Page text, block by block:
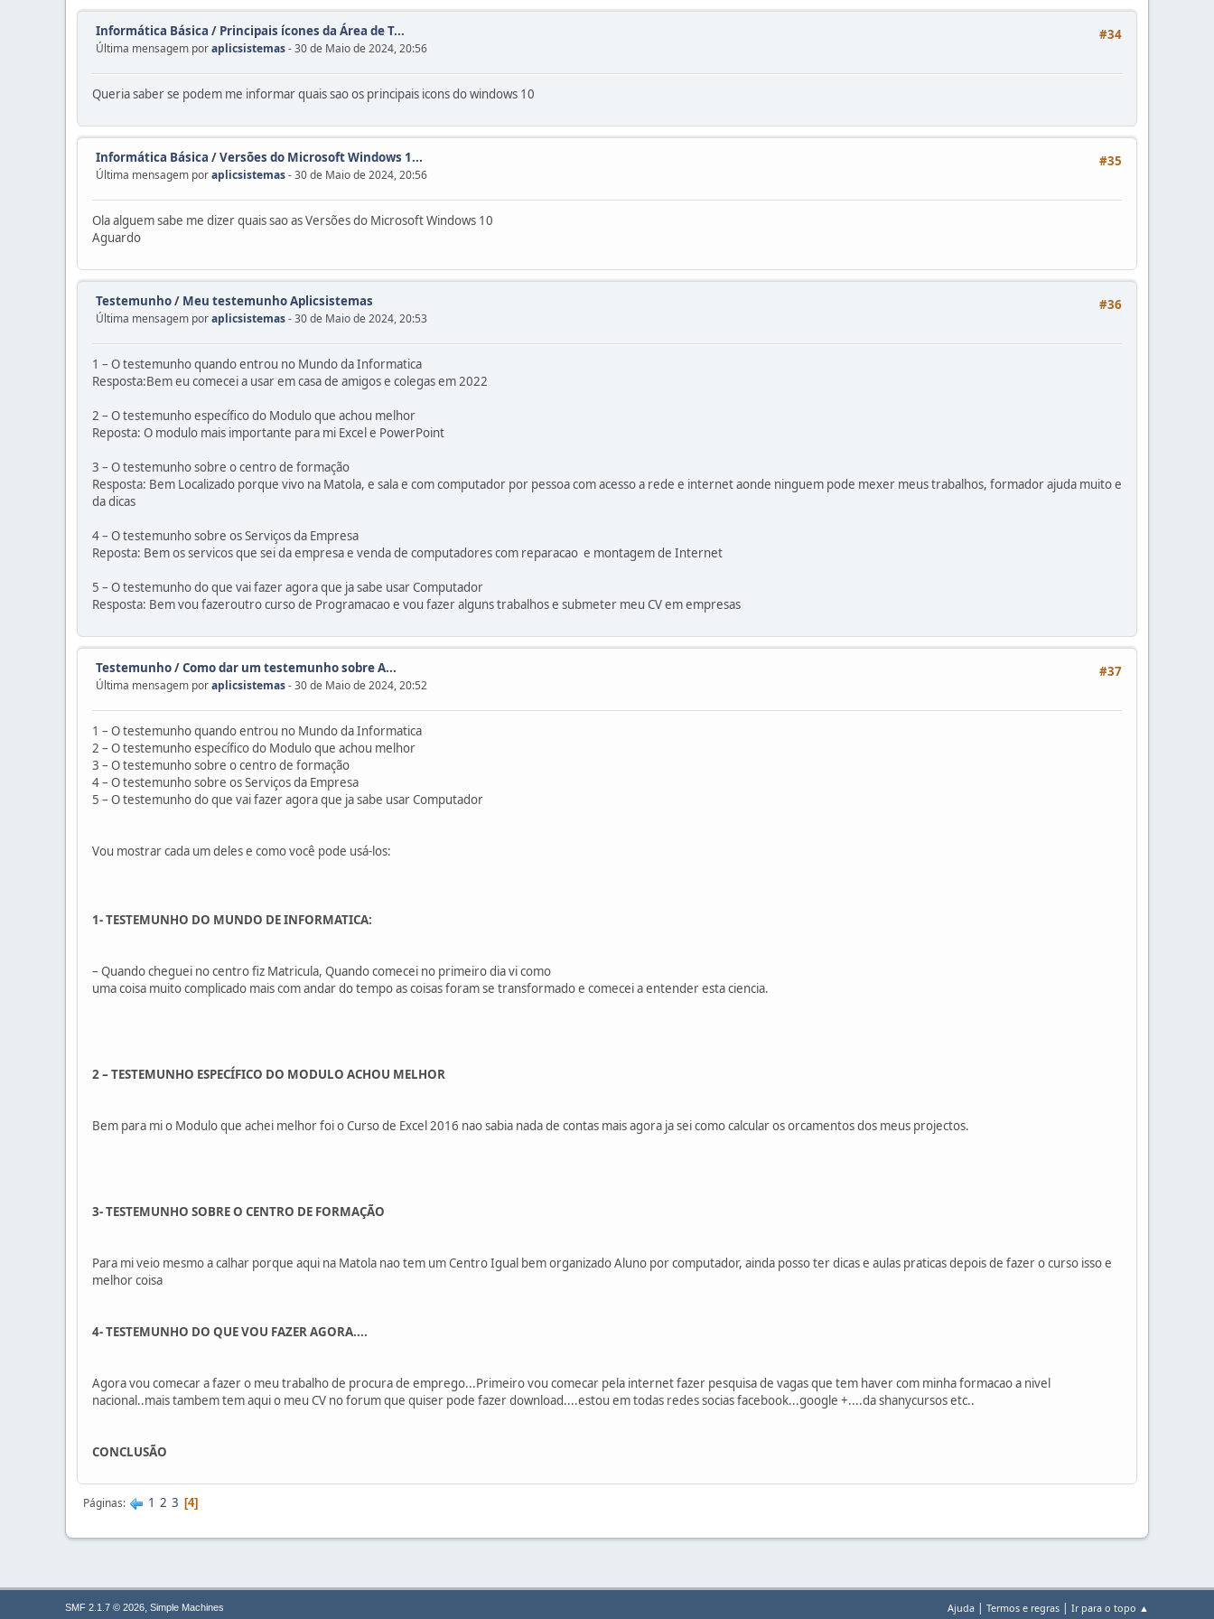
#34
Informática Básica / Principais ícones da Área de T...
Última mensagem poraplicsistemas- 30 de Maio de 2024, 20:56
Queria saber se podem me informar quais sao os principais icons do windows 10
#35
Informática Básica /Versões do Microsoft Windows 1...
Última mensagem poraplicsistemas- 30 de Maio de 2024, 20:56
Ola alguem sabe me dizer quais sao as Versões do Microsoft Windows 10
Aguardo
#36
Testemunho/ Meu testemunho Aplicsistemas
Última mensagem poraplicsistemas- 30 de Maio de 2024, 20:53
1 – O testemunho quando entrou no Mundo da Informatica
Resposta:Bem eu comecei a usar em casa de amigos e colegas em 2022
2 – O testemunho específico do Modulo que achou melhor
Reposta: O modulo mais importante para mi Excel e PowerPoint
3 – O testemunho sobre o centro de formação
Resposta: Bem Localizado porque vivo na Matola, e sala e com computador por pessoa com acesso a rede e internet aonde ninguem pode mexer meus trabalhos, formador ajuda muito e
da dicas
4 – O testemunho sobre os Serviços da Empresa
Reposta: Bem os servicos que sei da empresa e venda de computadores com reparacao e montagem de Internet
5 – O testemunho do que vai fazer agora que ja sabe usar Computador
Resposta: Bem vou fazeroutro curso de Programacao e vou fazer alguns trabalhos e submeter meu CV em empresas
#37
Testemunho/Como dar um testemunho sobre A...
Última mensagem poraplicsistemas- 30 de Maio de 2024, 20:52
1 – O testemunho quando entrou no Mundo da Informatica
2 – O testemunho específico do Modulo que achou melhor
3 – O testemunho sobre o centro de formação
4 – O testemunho sobre os Serviços da Empresa
5 – O testemunho do que vai fazer agora que ja sabe usar Computador
Vou mostrar cada um deles e como você pode usá-los:
1- TESTEMUNHO DO MUNDO DE INFORMATICA:
– Quando cheguei no centro fiz Matricula, Quando comecei no primeiro dia vi como
uma coisa muito complicado mais com andar do tempo as coisas foram se transformado e comecei a entender esta ciencia.
2 – TESTEMUNHO ESPECÍFICO DO MODULO ACHOU MELHOR
Bem para mi o Modulo que achei melhor foi o Curso de Excel 2016 nao sabia nada de contas mais agora ja sei como calcular os orcamentos dos meus projectos.
3- TESTEMUNHO SOBRE O CENTRO DE FORMAÇÃO
Para mi veio mesmo a calhar porque aqui na Matola nao tem um Centro Igual bem organizado Aluno por computador, ainda posso ter dicas e aulas praticas depois de fazer o curso isso e
melhor coisa
4- TESTEMUNHO DO QUE VOU FAZER AGORA....
Agora vou comecar a fazer o meu trabalho de procura de emprego...Primeiro vou comecar pela internet fazer pesquisa de vagas que tem haver com minha formacao a nivel
nacional..mais tambem tem aqui o meu CV no forum que quiser pode fazer download....estou em todas redes socias facebook...google +....da shanycursos etc..
CONCLUSÃO
Páginas 1 2 3 4
Ajuda | Termos e regras | Ir para o topo ▲
SMF 2.1.7 © 2026, Simple Machines